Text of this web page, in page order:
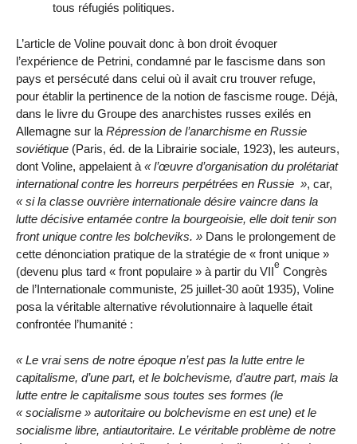
tous réfugiés politiques.
L’article de Voline pouvait donc à bon droit évoquer
l’expérience de Petrini, condamné par le fascisme dans son
pays et persécuté dans celui où il avait cru trouver refuge,
pour établir la pertinence de la notion de fascisme rouge. Déjà,
dans le livre du Groupe des anarchistes russes exilés en
Allemagne sur la Répression de l’anarchisme en Russie
soviétique (Paris, éd. de la Librairie sociale, 1923), les auteurs,
dont Voline, appelaient à
l’œuvre d’organisation du prolétariat
international contre les horreurs perpétrées en Russie
, car,
si la classe ouvrière internationale désire vaincre dans la
lutte décisive entamée contre la bourgeoisie, elle doit tenir son
front unique contre les bolcheviks.
Dans le prolongement de
cette dénonciation pratique de la stratégie de « front unique »
(devenu plus tard « front populaire » à partir du VIIe Congrès
de l’Internationale communiste, 25 juillet-30 août 1935), Voline
posa la véritable alternative révolutionnaire à laquelle était
confrontée l’humanité :
Le vrai sens de notre époque n’est pas la lutte entre le
capitalisme, d’une part, et le bolchevisme, d’autre part, mais la
lutte entre le capitalisme sous toutes ses formes (le
« socialisme » autoritaire ou bolchevisme en est une) et le
socialisme libre, antiautoritaire. Le véritable problème de notre